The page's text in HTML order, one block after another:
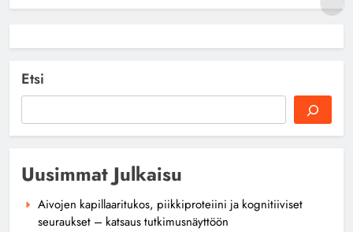
Etsi
Uusimmat Julkaisu
Aivojen kapillaaritukos, piikkiproteiini ja kognitiiviset
seuraukset – katsaus tutkimusnäyttöön